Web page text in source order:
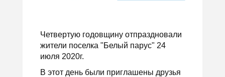
Четвертую годовщину отпраздновали
жители поселка "Белый парус" 24
июля 2020г.
В этот день были приглашены друзья